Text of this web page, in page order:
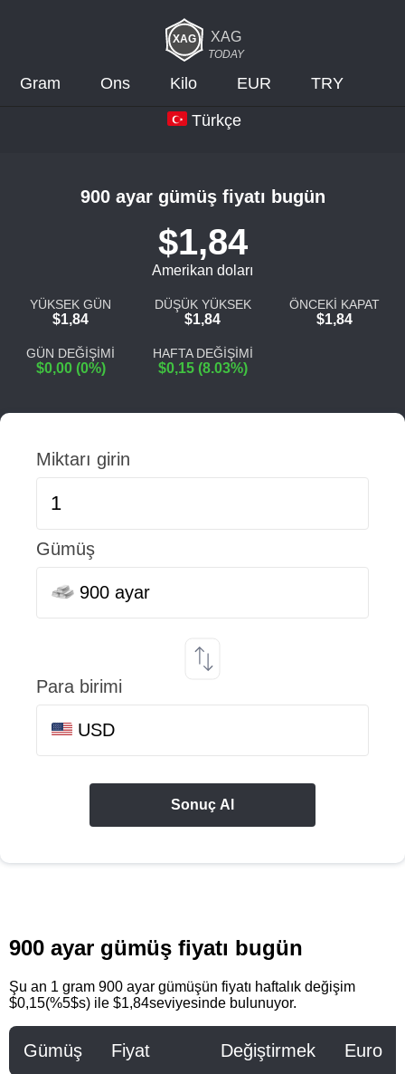
XAG
TODAY
Gram Ons Kilo EUR TRY
Türkçe
900 ayar gümüş fiyatı bugün
$1,84
Amerikan doları
YÜKSEK GÜN
$1,84
DÜŞÜK YÜKSEK
$1,84
ÖNCEKİ KAPAT
$1,84
GÜN DEĞİŞİMİ
$0,00 (0%)
HAFTA DEĞİŞİMİ
$0,15 (8.03%)
Miktarı girin
Gümüş
900 ayar
Para birimi
USD
Sonuç Al
900 ayar gümüş fiyatı bugün
Şu an 1 gram 900 ayar gümüşün fiyatı haftalık değişim
$0,15(%5$s) ile $1,84seviyesinde bulunuyor.
Gümüş Fiyat Değiştirmek Euro